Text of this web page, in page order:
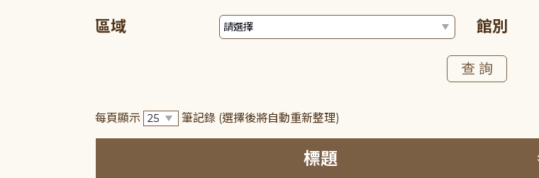
區域 館別
每頁顯示 筆記錄 (選擇後將自動重新整理)
標題